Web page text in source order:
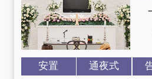
安置 通夜式